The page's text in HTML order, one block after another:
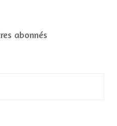
abonnés